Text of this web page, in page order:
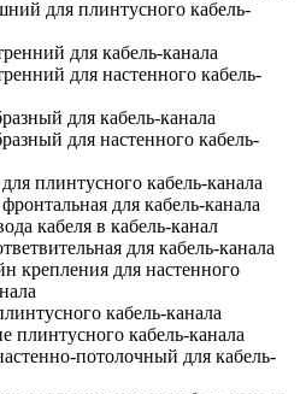
для плинтусного кабель-
для кабель-канала
для настенного кабель-
для кабель-канала
для настенного кабель-
плинтусного кабель-канала
для кабель-канала
кабеля в кабель-канал
для кабель-канала
крепления для настенного
кабель-канала
плинтусного кабель-канала
потолочный для кабель-